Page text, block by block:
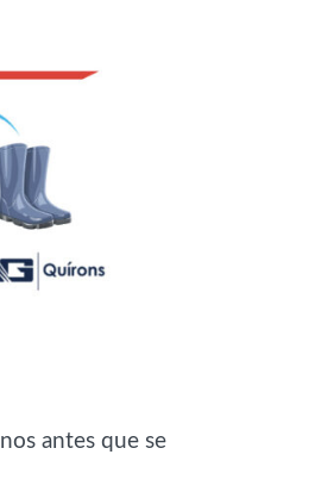
antes que se